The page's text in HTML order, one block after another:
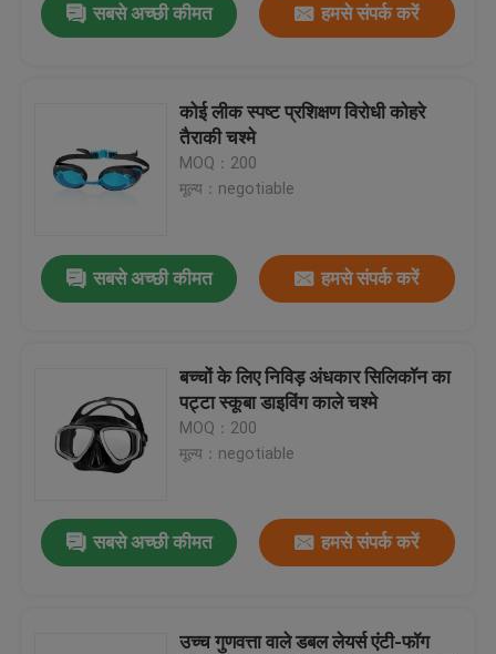
सबसे अच्छी कीमत हमसे संपर्क करें
कोई लीक स्पष्ट प्रशिक्षण विरोधी कोहरे
तैराकी चश्मे
MOQ：200
मूल्य：negotiable
सबसे अच्छी कीमत हमसे संपर्क करें
बच्चों के लिए निविड़ अंधकार सिलिकॉन का
पट्टा स्कूबा डाइविंग काले चश्मे
MOQ：200
मूल्य：negotiable
सबसे अच्छी कीमत हमसे संपर्क करें
उच्च गुणवत्ता वाले डबल लेयर्स एंटी-फॉग